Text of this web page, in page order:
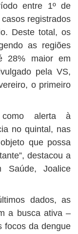
entre 1º de
registrados
Deste total, os
as regiões
28% maior em
pela VS,
o primeiro
como alerta à
no quintal, nas
que possa
destacou a
Saúde, Joalice
dados, as
a busca ativa –
focos da dengue